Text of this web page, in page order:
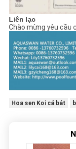
Liên lạc
Chào mừng yêu cầu
Hoa sen Koi cá bát